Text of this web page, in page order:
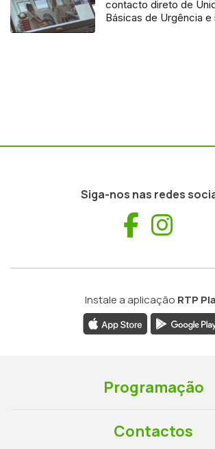
contacto direto de
Básicas de Urgência e
Siga-nos nas redes
Instale a aplicação RTP
Programação
Contactos